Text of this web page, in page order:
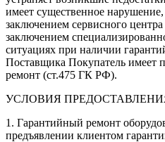
имеет существенное
заключением сервисного
заключением
ситуациях при наличии
Поставщика Покупатель имеет
ремонт (ст.475 ГК РФ).
УСЛОВИЯ
1. Гарантийный ремонт
предъявлении клиентом